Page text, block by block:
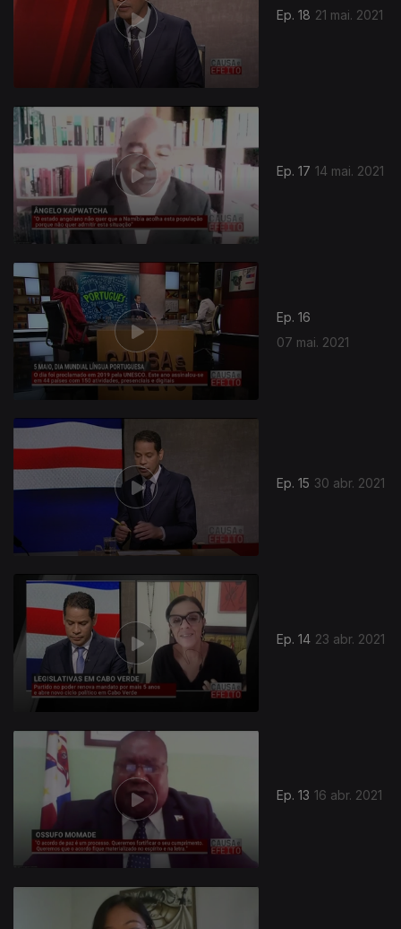
Ep. 18 21 mai. 2021
Ep. 17 14 mai. 2021
Ep. 16
07 mai. 2021
Ep. 15 30 abr. 2021
Ep. 14 23 abr. 2021
Ep. 13 16 abr. 2021